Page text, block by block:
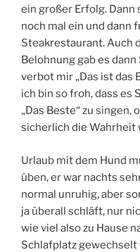
ein großer Erfolg.
noch mal ein und dann
Steakrestaurant. Auch
Belohnung gab es
verbot mir „Das ist das
ich bin so froh, dass es
„Das Beste“ zu singen,
sicherlich die Wahrheit
Urlaub mit dem Hund
üben, er war nachts
normal unruhig, aber
ja überall schläft, nur
wie viel also zu Hause
Schlafplatz gewechselt